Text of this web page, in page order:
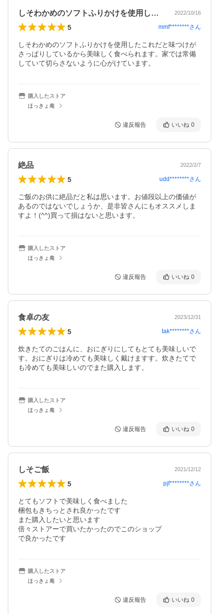
しそわかめのソフトふりかけを使用したこ… 2022/10/16
5 mmf********さん
しそわかめのソフトふりかけを使用したこれだと味つけが
さっぱりしているから美味しく食べられます。家では常備
していて切らさないように心がけています。
購入したストア
ほっきょ庵
違反報告 いいね 0
絶品 2022/2/7
5 udd********さん
ご飯のお供に絶品だと私は思います。お値段以上の価値が
あるのではないでしょうか、是非皆さんにもオススメしま
すよ！(^^)買って損はないと思います。
購入したストア
ほっきょ庵
違反報告 いいね 0
食卓の友 2023/12/31
5 tak********さん
炊きたてのごはんに、おにぎりにしてもとても美味しいで
す。おにぎりは冷めても美味しく戴けますす。炊きたてで
も冷めても美味しいのでまた購入します。
購入したストア
ほっきょ庵
違反報告 いいね 0
しそご飯 2021/12/12
5 pjf********さん
とてもソフトで美味しく食べました
梱包もきちっとされ良かったです
また購入したいと思います
倍々ストアーで買いたかったのでこのショップ
購入したストア
ほっきょ庵
違反報告 いいね 0